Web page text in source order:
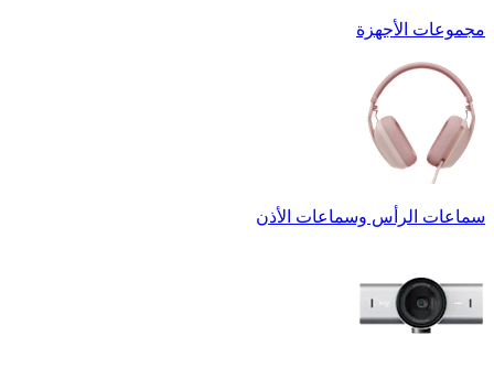
مجموعات الأجهزة
سماعات الرأس وسماعات الأذن